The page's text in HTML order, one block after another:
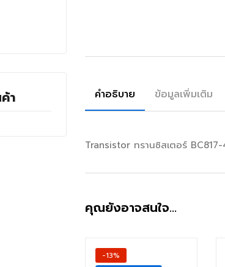
า คำอธิบาย ข้อมูลเพิ่มเติม
Transistor ทรานซิสเตอร์
คุณยังอาจสนใจ…
-13%